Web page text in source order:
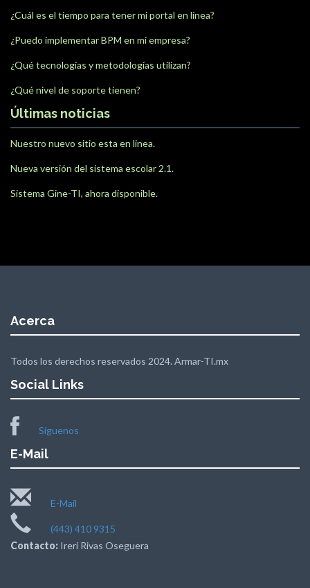
¿Cuál es el tiempo para tener mi portal en línea?
¿Puedo implementar BPM en mi empresa?
¿Qué tecnologías y metodologías utilizan?
¿Qué nivel de soporte tienen?
Últimas noticias
Nuestro nuevo sitio esta en linea.
Nueva versión del sistema escolar 2.1.
Sistema Gine-TI, ahora disponible.
Acerca
Todos los derechos reservados 2024. Armar-TI.mx
Social Links
Síguenos
E-Mail
E-Mail
(443) 410 9315
Contacto: Ireri Rivas Oseguera